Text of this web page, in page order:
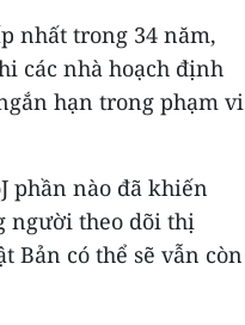
nhất trong 34 năm,
các nhà hoạch định
hạn trong phạm vi
phần nào đã khiến
người theo dõi thị
Bản có thể sẽ vẫn còn